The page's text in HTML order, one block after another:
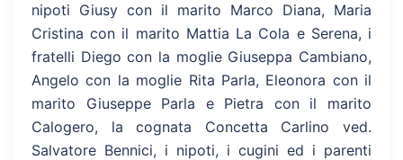
nipoti Giusy con il marito Marco Diana, Maria
Cristina con il marito Mattia La Cola e Serena, i
fratelli Diego con la moglie Giuseppa Cambiano,
Angelo con la moglie Rita Parla, Eleonora con il
marito Giuseppe Parla e Pietra con il marito
Calogero, la cognata Concetta Carlino ved.
Salvatore Bennici, i nipoti, i cugini ed i parenti